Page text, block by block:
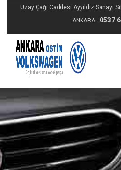
Uzay Çağı Caddesi Ayyıldız Sanayi
ANKARA - 0537